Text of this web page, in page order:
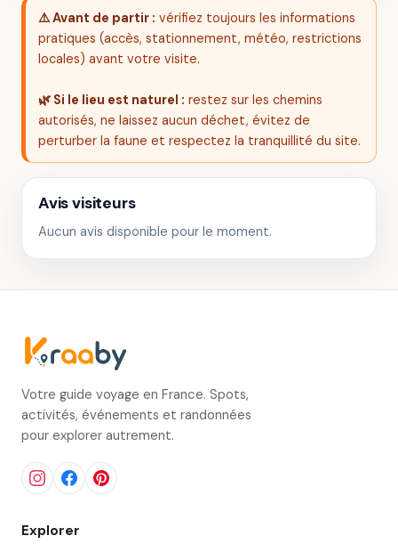
⚠️ Avant de partir : vérifiez toujours les informations
pratiques (accès, stationnement, météo, restrictions
locales) avant votre visite.
🌿 Si le lieu est naturel : restez sur les chemins
autorisés, ne laissez aucun déchet, évitez de
perturber la faune et respectez la tranquillité du site.
Avis visiteurs
Aucun avis disponible pour le moment.
Votre guide voyage en France. Spots,
activités, événements et randonnées
pour explorer autrement.
Explorer